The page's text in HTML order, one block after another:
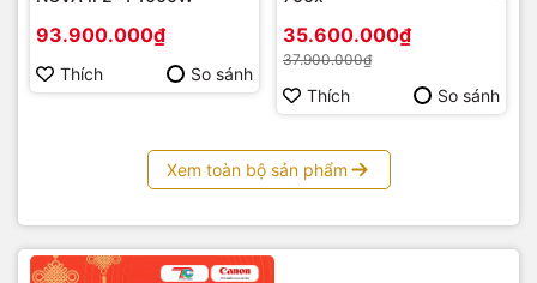
93.900.000₫
Thích So sánh
35.600.000₫
37.900.000₫
Thích So sánh
Xem toàn bộ sản phẩm